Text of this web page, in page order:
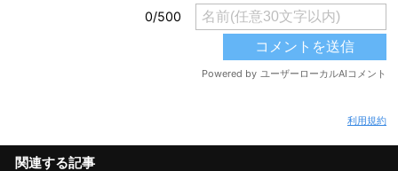
利用規約
関連する記事